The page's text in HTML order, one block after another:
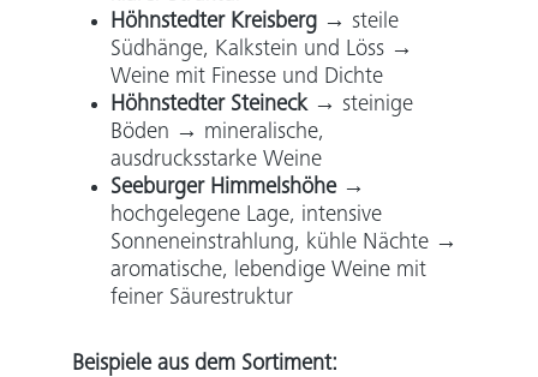
Höhnstedter Kreisberg → steile
Südhänge, Kalkstein und Löss →
Weine mit Finesse und Dichte
Höhnstedter Steineck → steinige
Böden → mineralische,
ausdrucksstarke Weine
Seeburger Himmelshöhe→
hochgelegene Lage, intensive
Sonneneinstrahlung, kühle Nächte →
aromatische, lebendige Weine mit
feiner Säurestruktur
Beispiele aus dem Sortiment: